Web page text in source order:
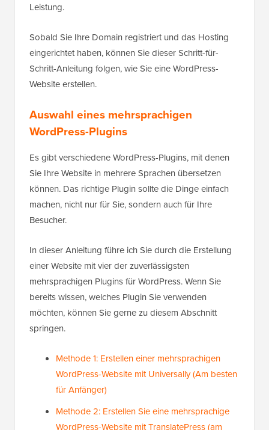
Leistung.
Sobald Sie Ihre Domain registriert und das Hosting
eingerichtet haben, können Sie dieser Schritt-für-
Schritt-Anleitung folgen, wie Sie eine WordPress-
Website erstellen.
Auswahl eines mehrsprachigen
WordPress-Plugins
Es gibt verschiedene WordPress-Plugins, mit denen
Sie Ihre Website in mehrere Sprachen übersetzen
können. Das richtige Plugin sollte die Dinge einfach
machen, nicht nur für Sie, sondern auch für Ihre
Besucher.
In dieser Anleitung führe ich Sie durch die Erstellung
einer Website mit vier der zuverlässigsten
mehrsprachigen Plugins für WordPress. Wenn Sie
bereits wissen, welches Plugin Sie verwenden
möchten, können Sie gerne zu diesem Abschnitt
springen.
Methode 1: Erstellen einer mehrsprachigen
WordPress-Website mit Universally (Am besten
für Anfänger)
Methode 2: Erstellen Sie eine mehrsprachige
WordPress-Website mit TranslatePress (am